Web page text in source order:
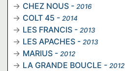
CHEZ NOUS - 2016
COLT 45 - 2014
LES FRANCIS - 2013
LES APACHES - 2013
MARIUS - 2012
LA GRANDE BOUCLE - 2012